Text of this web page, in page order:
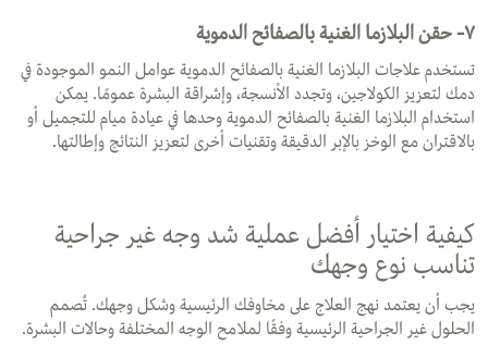
٧- حقن البلازما الغنية بالصفائح الدموية
تستخدم علاجات البلازما الغنية بالصفائح الدموية عوامل النمو الموجودة في
دمك لتعزيز الكولاجين، وتجدد الأنسجة، وإشراقة البشرة عمومًا. يمكن
استخدام البلازما الغنية بالصفائح الدموية وحدها في عيادة ميام للتجميل أو
بالاقتران مع الوخز بالإبر الدقيقة وتقنيات أخرى لتعزيز النتائج وإطالتها.
كيفية اختيار أفضل عملية شد وجه غير جراحية
تناسب نوع وجهك
يجب أن يعتمد نهج العلاج على مخاوفك الرئيسية وشكل وجهك. تُصمم
الحلول غير الجراحية الرئيسية وفقًا لملامح الوجه المختلفة وحالات البشرة.